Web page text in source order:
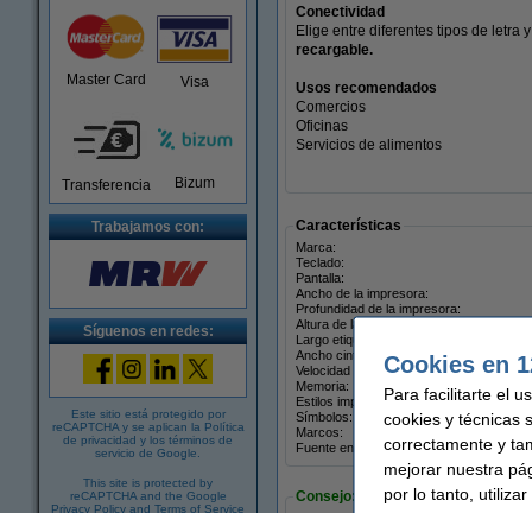
Master Card Visa
Transferencia Bizum
Trabajamos con:
Síguenos en redes:
Este sitio está protegido por
reCAPTCHA y se aplican la Política
de privacidad y los términos de
servicio de Google
This site is protected by
reCAPTCHA and the Google
Privacy Policy and Terms of Service
Conectividad
Elige entre diferentes tipos de letra
recargable.
Usos recomendados
Comercios
Oficinas
Servicios de alimentos
Características
Marca:
Teclado:
Pantalla:
Ancho de la impresora:
Profundidad de la impresora:
Altura de la impresora:
Largo etiquetas:
Ancho cinta:
Velocidad impresión:
Memoria:
Estilos impresión:
Símbolos:
Marcos:
Fuente energía:
Consejo: añade más cintas
Cookies en
Para facilitarte el
cookies y técnicas
correctamente y
mejorar nuestra
por lo tanto,